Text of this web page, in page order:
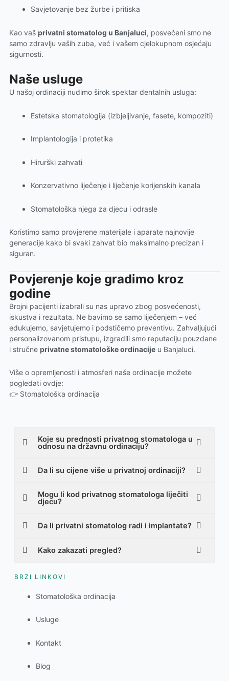
Savjetovanje bez žurbe i pritiska
Kao vaš privatni stomatolog u Banjaluci, posvećeni smo ne
samo zdravlju vaših zuba, već i vašem cjelokupnom osjećaju
sigurnosti.
Naše usluge
U našoj ordinaciji nudimo širok spektar dentalnih usluga:
Estetska stomatologija (izbjeljivanje, fasete, kompoziti)
Implantologija i protetika
Hirurški zahvati
Konzervativno liječenje i liječenje korijenskih kanala
Stomatološka njega za djecu i odrasle
Koristimo samo provjerene materijale i aparate najnovije
generacije kako bi svaki zahvat bio maksimalno precizan i
siguran.
Povjerenje koje gradimo kroz
godine
Brojni pacijenti izabrali su nas upravo zbog posvećenosti,
iskustva i rezultata. Ne bavimo se samo liječenjem – već
edukujemo, savjetujemo i podstičemo preventivu. Zahvaljujući
personalizovanom pristupu, izgradili smo reputaciju pouzdane
i stručne privatne stomatološke ordinacijeu Banjaluci.
Više o opremljenosti i atmosferi naše ordinacije možete
pogledati ovdje:
👉 Stomatološka ordinacija
Koje su prednosti privatnog stomatologa u
odnosu na državnu ordinaciju?
Da li su cijene više u privatnoj ordinaciji?
Mogu li kod privatnog stomatologa liječiti
djecu?
Da li privatni stomatolog radi i implantate?
Kako zakazati pregled?
BRZI LINKOVI
Stomatološka ordinacija
Usluge
Kontakt
Blog